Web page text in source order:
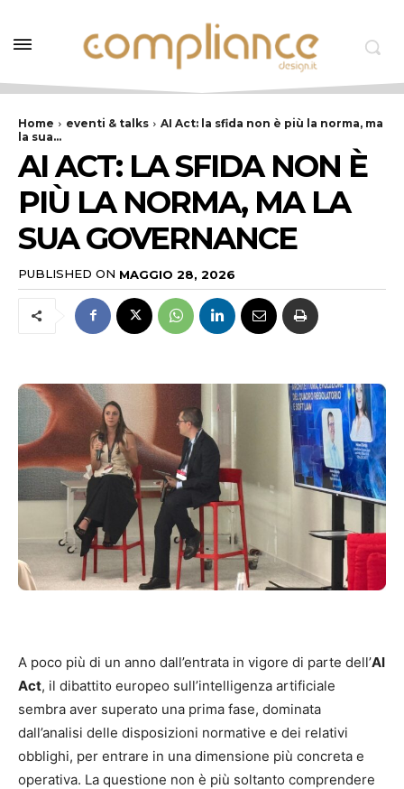
Home eventi & talks
AI Act: la sfida non è più la norma, ma
la sua...
AI ACT: LA SFIDA NON È
PIÙ LA NORMA, MA LA
SUA GOVERNANCE
PUBLISHED ON MAGGIO 28, 2026
A poco più di un anno dall’entrata in vigore di parte dell’AI
Act, il dibattito europeo sull’intelligenza artificiale
sembra aver superato una prima fase, dominata
dall’analisi delle disposizioni normative e dei relativi
obblighi, per entrare in una dimensione più concreta e
operativa. La questione non è più soltanto comprendere